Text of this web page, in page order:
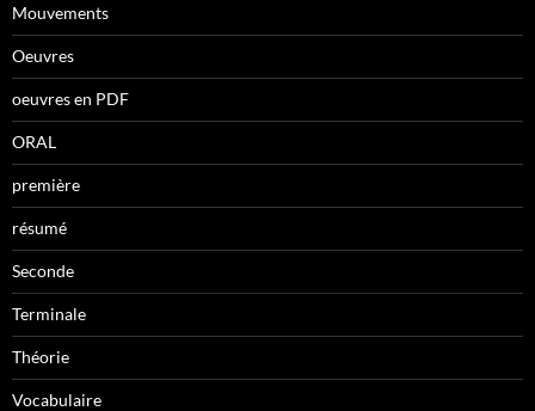
Mouvements
Oeuvres
oeuvres en PDF
ORAL
première
résumé
Seconde
Terminale
Théorie
Vocabulaire